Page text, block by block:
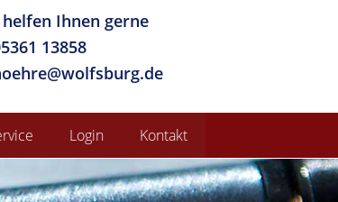
Ihnen gerne
13858
Login Kontakt